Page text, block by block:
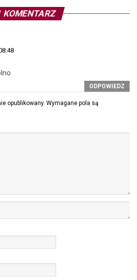
KOMENTARZ
ODPOWIEDZ
opublikowany. Wymagane pola są